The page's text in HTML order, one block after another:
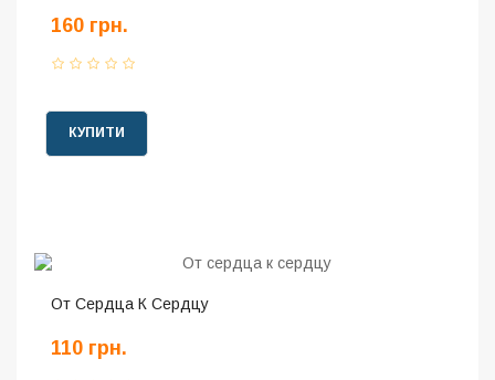
160 грн.
КУПИТИ
От Сердца К Сердцу
110 грн.